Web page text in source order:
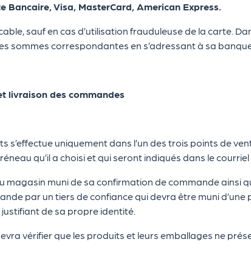
Bancaire, Visa, MasterCard, American Express.
sauf en cas d’utilisation frauduleuse de la carte.
sommes correspondantes en s’adressant à sa
livraison des commandes
s’effectue uniquement dans l’un des trois points de
qu’il a choisi et qui seront indiqués dans le
magasin muni de sa confirmation de commande ainsi
par un tiers de confiance qui devra être muni d’une
justifiant de sa propre identité.
vérifier que les produits et leurs emballages ne